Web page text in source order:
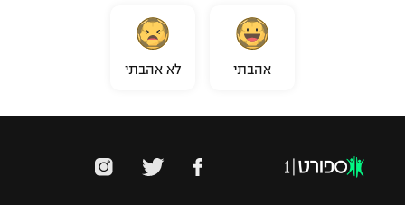
אהבתי לא אהבתי